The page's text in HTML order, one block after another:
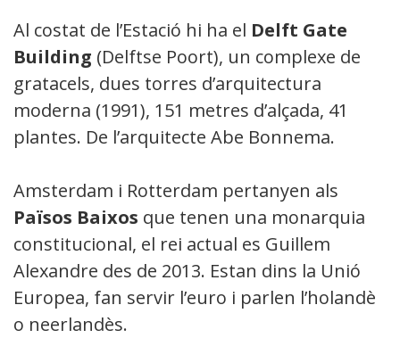
Al costat de l’Estació hi ha el Delft Gate
Building (Delftse Poort), un complexe de
gratacels, dues torres d’arquitectura
moderna (1991), 151 metres d’alçada, 41
plantes. De l’arquitecte Abe Bonnema.
Amsterdam i Rotterdam pertanyen als
Països Baixos que tenen una monarquia
constitucional, el rei actual es Guillem
Alexandre des de 2013. Estan dins la Unió
Europea, fan servir l’euro i parlen l’holandès
o neerlandès.